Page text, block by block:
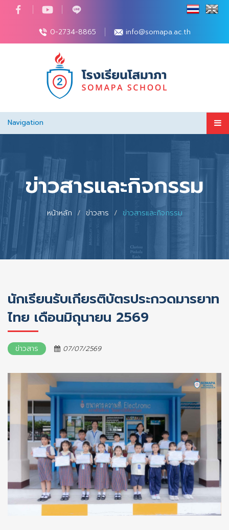
0-2734-8865 info@somapa.ac.th
Navigation
ข่าวสารและกิจกรรม
หน้าหลัก ข่าวสาร ข่าวสารและกิจกรรม
นักเรียนรับเกียรติบัตรประกวดมารยาท
ไทย เดือนมิถุนายน 2569
ข่าวสาร 07/07/2569